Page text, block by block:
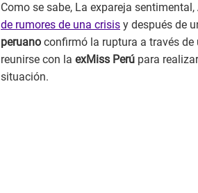
Como se sabe, La expareja sentimental,
de rumores de una crisis y después de
peruano confirmó la ruptura a través
reunirse con la exMiss Perú para
situación.